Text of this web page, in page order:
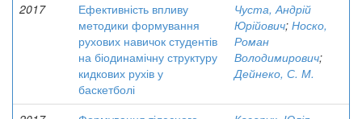
2017
Ефективність впливу
методики формування
рухових навичок студентів
на біодинамічну структуру
кидкових рухів у
баскетболі
Чуста, Андрій
Юрійович; Носко,
Роман
Володимирович;
Дейнеко, С. М.